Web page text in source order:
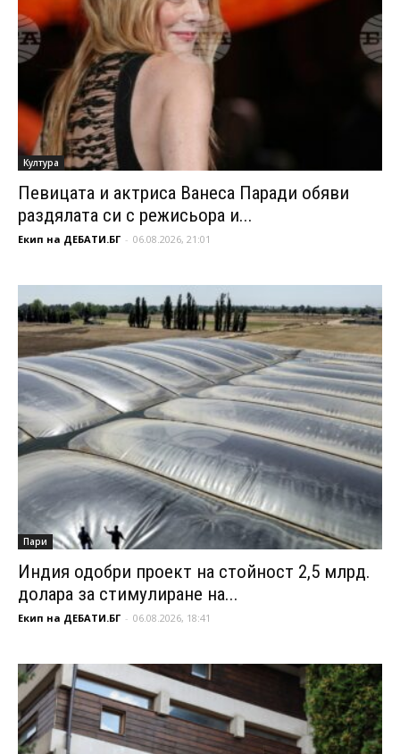
Култура
Певицата и актриса Ванеса Паради обяви
раздялата си с режисьора и...
Екип на ДЕБАТИ.БГ - 06.08.2026, 21:01
Пари
Индия одобри проект на стойност 2,5 млрд.
долара за стимулиране на...
Екип на ДЕБАТИ.БГ - 06.08.2026, 18:41